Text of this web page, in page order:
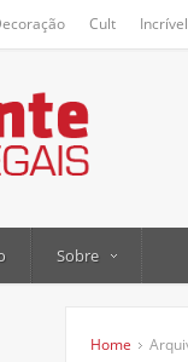
Cult Incrível
Sobre
Home